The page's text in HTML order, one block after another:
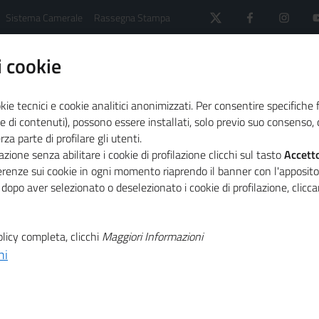
Sistema Camerale Rassegna Stampa
sistema camerale
Comunicati Stampa
Natale ma scelgono prodotti a basso costo
italiani non
tecnici e cookie analitici anonimizzati. Per consentire
di contenuti), possono essere installati, solo previo suo
parte di profilare gli utenti.
senza abilitare i cookie di profilazione clicchi sul tasto
sui cookie in ogni momento riaprendo il banner con
aver selezionato o deselezionato i cookie di profilazione,
completa, clicchi Maggiori Informazioni